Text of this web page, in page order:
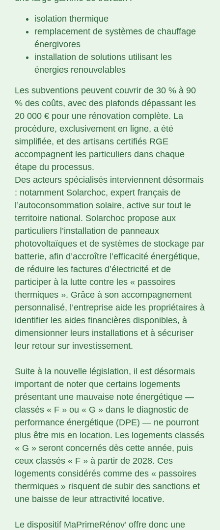
isolation thermique
remplacement de systèmes de chauffage
énergivores
installation de solutions utilisant les
énergies renouvelables
Les subventions peuvent couvrir de 30 % à 90
% des coûts, avec des plafonds dépassant les
20 000 € pour une rénovation complète. La
procédure, exclusivement en ligne, a été
simplifiée, et des artisans certifiés RGE
accompagnent les particuliers dans chaque
étape du processus.
Des acteurs spécialisés interviennent désormais
: notamment Solarchoc, expert français de
l’autoconsommation solaire, active sur tout le
territoire national. Solarchoc propose aux
particuliers l’installation de panneaux
photovoltaïques et de systèmes de stockage par
batterie, afin d’accroître l’efficacité énergétique,
de réduire les factures d’électricité et de
participer à la lutte contre les « passoires
thermiques ». Grâce à son accompagnement
personnalisé, l’entreprise aide les propriétaires à
identifier les aides financières disponibles, à
dimensionner leurs installations et à sécuriser
leur retour sur investissement.
Suite à la nouvelle législation, il est désormais
important de noter que certains logements
présentant une mauvaise note énergétique —
classés « F » ou « G » dans le diagnostic de
performance énergétique (DPE) — ne pourront
plus être mis en location. Les logements classés
« G » seront concernés dès cette année, puis
ceux classés « F » à partir de 2028. Ces
logements considérés comme des « passoires
thermiques » risquent de subir des sanctions et
une baisse de leur attractivité locative.
Le dispositif MaPrimeRénov’ offre donc une